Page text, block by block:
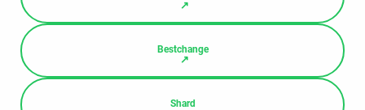
Bestchange
Shard